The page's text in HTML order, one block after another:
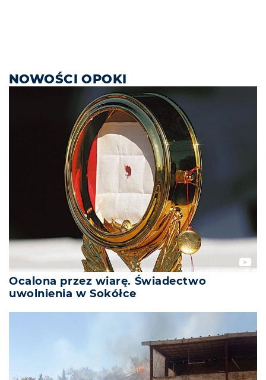
NOWOŚCI OPOKI
Ocalona przez wiarę. Świadectwo
uwolnienia w Sokółce